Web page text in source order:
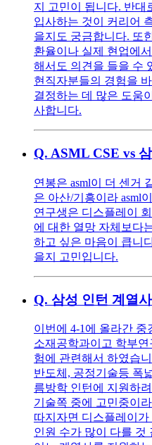
지 고민이 됩니다. 반대
입사하는 것이 커리어
을지도 궁금합니다. 또
환율이나 실제 현업에
해서도 의견을 들을 수
현직자분들의 경험을
결정하는 데 많은 도움
사합니다.
Q. ASML CSE vs
연봉은 asml이 더 센거
은 아산/기흥이라 asml
연구생은 디스플레이
에 대한 열망 자체보다
하고 싶은 마음이 큽니
을지 고민입니다.
Q. 삼성 인턴 계열
이번에 4-1에 올라간
소재공학과이고 학부
험에 관련해서 하였습
반도체, 공정기술등 폭
름방학 인턴에 지원하
기술쪽 중에 고민중이
따지자면 디스플레이
인원 수가 많이 다를 것